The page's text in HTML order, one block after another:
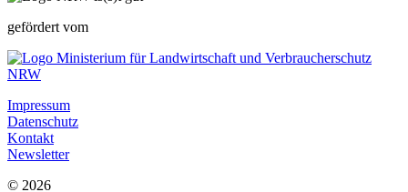
gefördert vom
Impressum
Datenschutz
Kontakt
Newsletter
© 2026